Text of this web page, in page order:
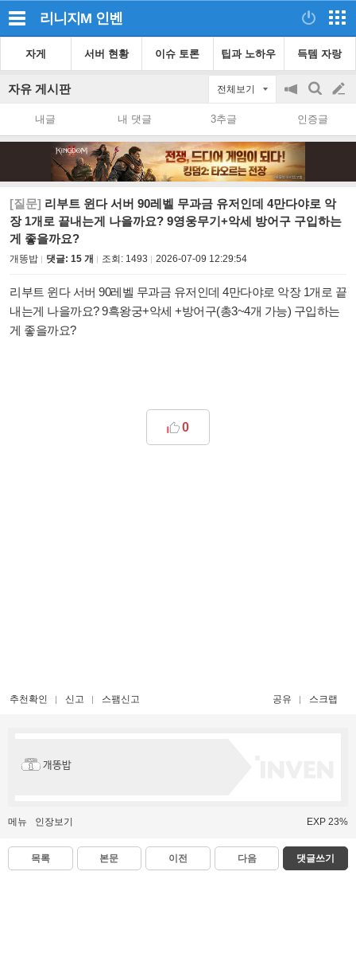
리니지M 인벤
자게 서버 현황 이슈 토론 팁과 노하우 득템 자랑
자유 게시판 전체보기
공
on/off
검
색
글
쓰
내글 내 댓글 3추글 인증글
[질문] 리부트 윈다 서버 90레벨 무과금 유저인데 4만다야로 악
장 1개로 끝내는게 나을까요? 9영웅무기+악세 방어구 구입하는
게 좋을까요?
개똥밥 댓글: 15 개 조회: 1493 2026-07-09 12:29:54
리부트 윈다 서버 90레벨 무과금 유저인데 4만다야로 악장 1개로 끝
내는게 나을까요? 9흑왕궁+악세 +방어구(총3~4개 가능) 구입하는
게 좋을까요?
0
추천확인 신고 스팸신고 공유 스크랩
개똥밥
메뉴 인장보기 EXP 23%
목록 본문 이전 다음 댓글쓰기